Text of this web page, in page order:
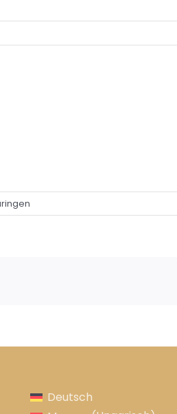
Deutsch